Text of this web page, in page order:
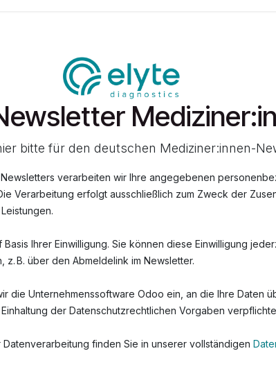
bitte für den deutschen Mediziner:innen-
verarbeiten wir Ihre angegebenen
Verarbeitung erfolgt ausschließlich zum Zweck der
Ihrer Einwilligung. Sie können diese Einwilligung
B. über den Abmeldelink im Newsletter.
die Unternehmenssoftware Odoo ein, an die Ihre Daten
der Datenschutzrechtlichen Vorgaben
finden Sie in unserer vollständigen